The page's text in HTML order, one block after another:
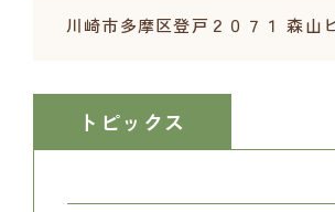
川崎市多摩区登戸２０７１ 森山
トピックス